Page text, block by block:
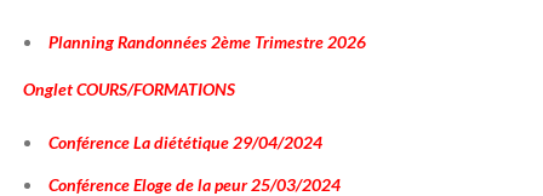
Planning Randonnées 2ème Trimestre 2026
Onglet COURS/FORMATIONS
Conférence La diététique 29/04/2024
Conférence Eloge de la peur 25/03/2024